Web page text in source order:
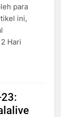
para
ini,
Hari